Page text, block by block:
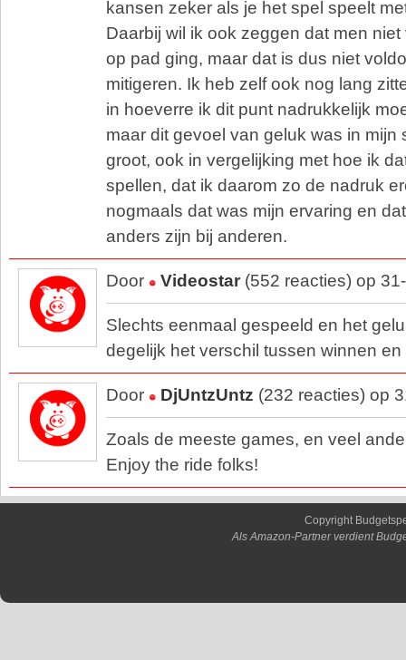
kansen zeker als je het spel speelt
Daarbij wil ik ook zeggen dat men
op pad ging, maar dat is dus niet
mitigeren. Ik heb zelf ook nog lang
in hoeverre ik dit punt nadrukkelijk
maar dit gevoel van geluk was in mijn
groot, ook in vergelijking met hoe ik
spellen, dat ik daarom zo de nadruk
nogmaals dat was mijn ervaring en
anders zijn bij anderen.
Door Videostar (552 reacties) op
Slechts eenmaal gespeeld en het
degelijk het verschil tussen winnen
Door DjUntzUntz (232 reacties) op
Zoals de meeste games, en veel
Enjoy the ride folks!
Copyright
Als Amazon-Partner verdient